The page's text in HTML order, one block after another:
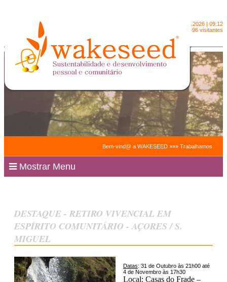
9.8.2026 | 09:12
2091496 visitantes
Bem-vind@ a WAKESEED »»» Trabalhamos
Mostrar Menu
DESTAQUE - RETIRO VIVENCIAL EM
ESPÍRITO COMUNITÁRIO - AÇORES / S.
MIGUEL
Datas: 31 de Outubro às 21h00 até
4 de Novembro às 17h30
Local: Casas do Frade –